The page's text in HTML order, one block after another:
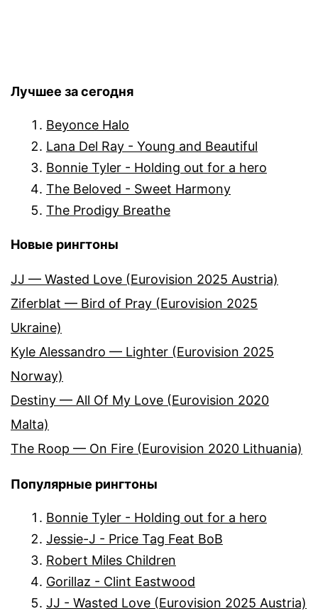
Лучшее за сегодня
Beyonce Halo
Lana Del Ray - Young and Beautiful
Bonnie Tyler - Holding out for a hero
The Beloved - Sweet Harmony
The Prodigy Breathe
Новые рингтоны
JJ — Wasted Love (Eurovision 2025 Austria)
Ziferblat — Bird of Pray (Eurovision 2025
Ukraine)
Kyle Alessandro — Lighter (Eurovision 2025
Norway)
Destiny — All Of My Love (Eurovision 2020
Malta)
The Roop — On Fire (Eurovision 2020 Lithuania)
Популярные рингтоны
Bonnie Tyler - Holding out for a hero
Jessie-J - Price Tag Feat BoB
Robert Miles Children
Gorillaz - Clint Eastwood
JJ - Wasted Love (Eurovision 2025 Austria)